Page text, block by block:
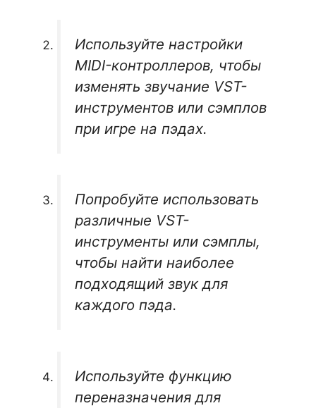
Используйте настройки
MIDI-контроллеров, чтобы
изменять звучание VST-
инструментов или сэмплов
при игре на пэдах.
Попробуйте использовать
различные VST-
инструменты или сэмплы,
чтобы найти наиболее
подходящий звук для
каждого пэда.
Используйте функцию
переназначения для